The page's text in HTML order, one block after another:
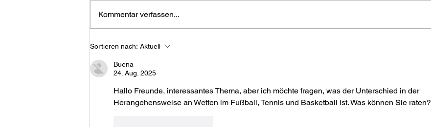
Europäische Turteltaube:
Weiter werden wir versuchen,
Kommentar verfassen...
Sortieren nach: Aktuell
Buena
24. Aug. 2025
Hallo Freunde, interessantes Thema, aber ich möchte fragen, was der Unterschied in der
Herangehensweise an Wetten im Fußball, Tennis und Basketball ist. Was können Sie raten?